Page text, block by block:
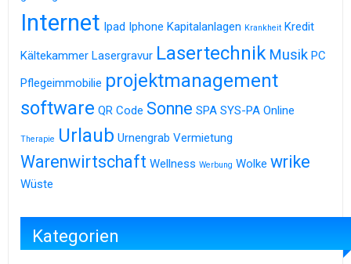
Internet Ipad Iphone Kapitalanlagen Krankheit Kredit
Kältekammer Lasergravur Lasertechnik Musik PC
Pflegeimmobilie projektmanagement
software QR Code Sonne SPA SYS-PA Online
Therapie Urlaub Urnengrab Vermietung
Warenwirtschaft Wellness Werbung Wolke wrike
Wüste
Kategorien